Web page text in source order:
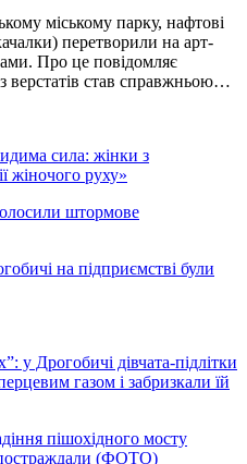
міському парку, нафтові
перетворили на арт-
Про це повідомляє
верстатів став справжньою…
сила: жінки з
жіночого руху»
штормове
на підприємстві були
у Дрогобичі дівчата-підлітки
газом і забризкали їй
пішохідного мосту
постраждали (ФОТО)